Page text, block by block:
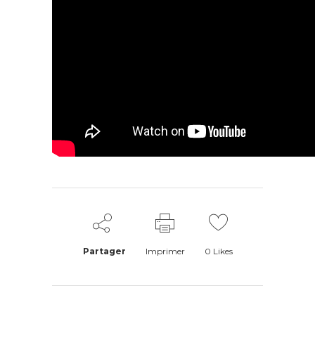
Partager Imprimer 0 Likes